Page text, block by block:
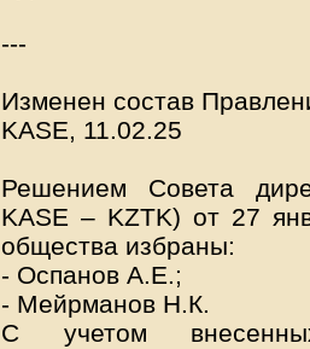
---
Изменен состав
KASE, 11.02.25
Решением Совета
KASE – KZTK) от 27
общества избраны:
- Оспанов А.Е.;
- Мейрманов Н.К.
С учетом